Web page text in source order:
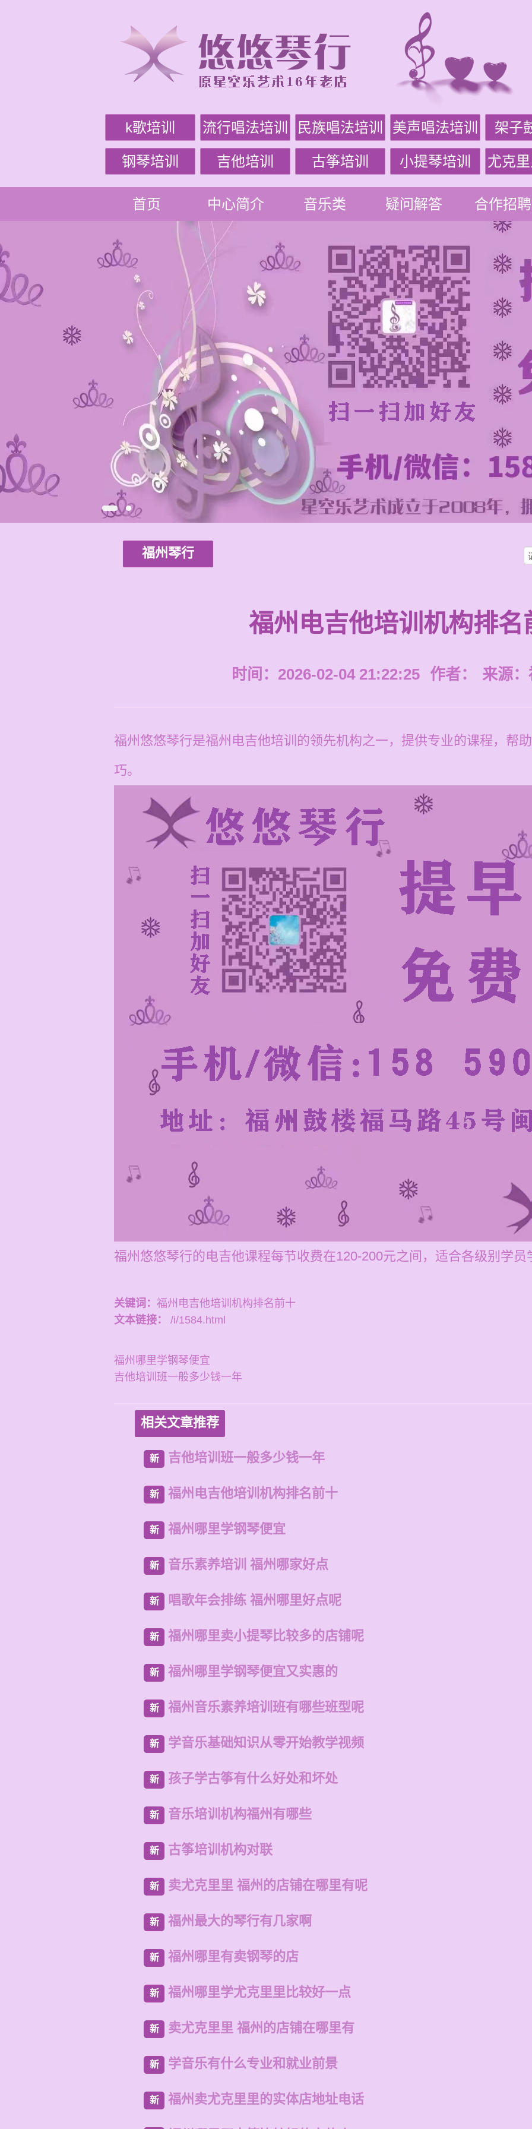
k歌培训 流行唱法培训 民族唱法培训 美声唱法培训 架子
钢琴培训 吉他培训 古筝培训 小提琴培训 尤克
首页 中心简介 音乐类 疑问解答 合作招聘
福州琴行
福州电吉他培训机构排名
时间：2026-02-04 21:22:25 作者： 来源：
福州悠悠琴行是福州电吉他培训的领先机构之一，提供专业的课程，帮
巧。
福州悠悠琴行的电吉他课程每节收费在120-200元之间，适合各级别学员
关键词： 福州电吉他培训机构排名前十
文本链接：
/i/1584.html
福州哪里学钢琴便宜
吉他培训班一般多少钱一年
相关文章推荐
新 吉他培训班一般多少钱一年
新 福州电吉他培训机构排名前十
新 福州哪里学钢琴便宜
新 音乐素养培训 福州哪家好点
新 唱歌年会排练 福州哪里好点呢
新 福州哪里卖小提琴比较多的店铺呢
新 福州哪里学钢琴便宜又实惠的
新 福州音乐素养培训班有哪些班型呢
新 学音乐基础知识从零开始教学视频
新 孩子学古筝有什么好处和坏处
新 音乐培训机构福州有哪些
新 古筝培训机构对联
新 卖尤克里里 福州的店铺在哪里有呢
新 福州最大的琴行有几家啊
新 福州哪里有卖钢琴的店
新 福州哪里学尤克里里比较好一点
新 卖尤克里里 福州的店铺在哪里有
新 学音乐有什么专业和就业前景
新 福州卖尤克里里的实体店地址电话